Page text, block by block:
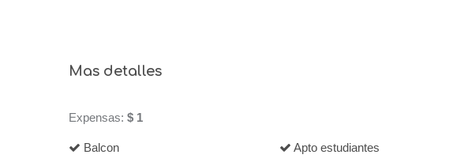
Mas detalles
Expensas: $ 1
Balcon Apto estudiantes